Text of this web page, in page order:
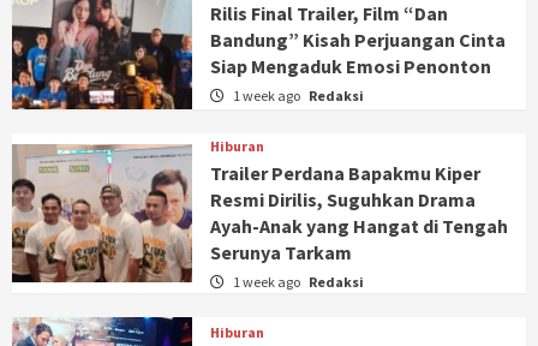
Rilis Final Trailer, Film “Dan
Bandung” Kisah Perjuangan Cinta
Siap Mengaduk Emosi Penonton
1 week ago Redaksi
Hiburan
Trailer Perdana Bapakmu Kiper
Resmi Dirilis, Suguhkan Drama
Ayah-Anak yang Hangat di Tengah
Serunya Tarkam
1 week ago Redaksi
Hiburan